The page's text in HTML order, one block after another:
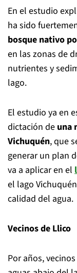
En el estudio
ha sido
bosque nativo
en las zonas de
nutrientes y
lago.
El estudio ya en
dictación de una
Vichuquén, que
generar un plan
va a aplicar en el
el lago
calidad del agua.
Vecinos de Llico
Por años,